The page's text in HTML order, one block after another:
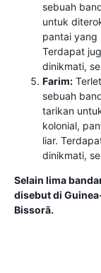
sebuah
untuk
pantai yang
Terdapat
dinikmati,
Farim:
sebuah
tarikan
kolonial,
liar.
dinikmati,
Selain lima
disebut di
Bissorã.